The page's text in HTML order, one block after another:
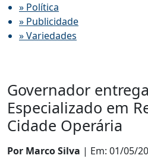
» Política
» Publicidade
» Variedades
Governador
Especializado em
Cidade Operária
Por Marco Silva | Em: 01/05/